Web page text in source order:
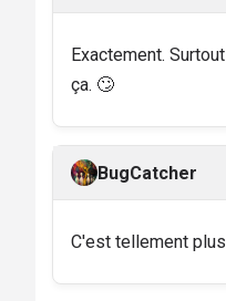
Exactement.
ça. 🙄
BugCatcher
C'est tellement